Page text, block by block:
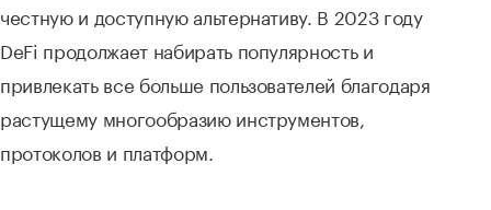
честную и доступную альтернативу. В 2023 году
DeFi продолжает набирать популярность и
привлекать все больше пользователей благодаря
растущему многообразию инструментов,
протоколов и платформ.